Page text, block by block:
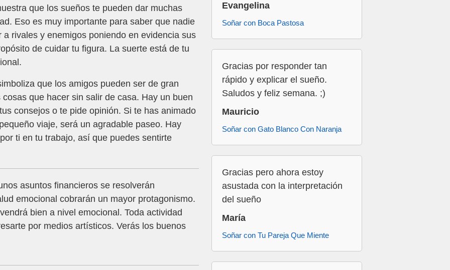
que los sueños te pueden dar muchas
Eso es muy importante para saber que nadie
rivales y enemigos poniendo en evidencia sus
de cuidar tu figura. La suerte está de tu
que los amigos pueden ser de gran
que hacer sin salir de casa. Hay un buen
consejos o te pide opinión. Si te has animado
viaje, será un agradable paseo. Hay
ti en tu trabajo, así que puedes sentirte
asuntos financieros se resolverán
emocional cobrarán un mayor protagonismo.
bien a nivel emocional. Toda actividad
por medios artísticos. Verás los buenos
Evangelina
Soñar con Boca Pastosa
Gracias por responder tan
rápido y explicar el sueño.
Saludos y feliz semana. ;)
Mauricio
Soñar con Gato Blanco Con Naranja
Gracias pero ahora estoy
asustada con la interpretación
del sueño
María
Soñar con Tu Pareja Que Miente